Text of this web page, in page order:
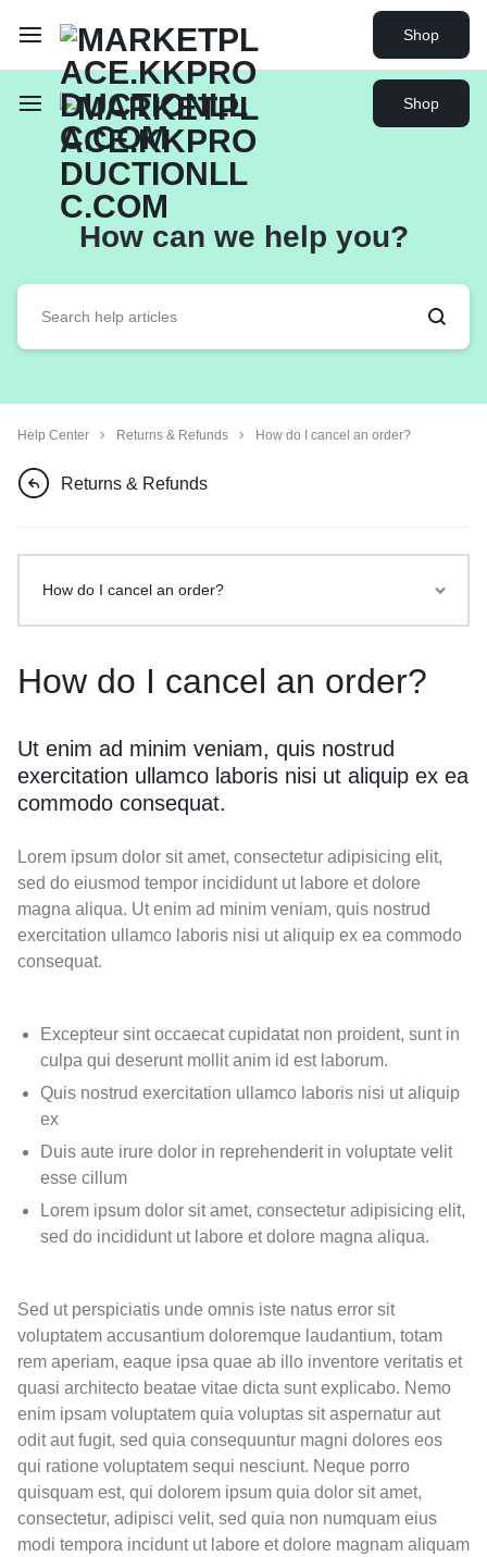
Shop
Shop
How can we help you?
Help Center Returns & Refunds How do I cancel an order?
Returns & Refunds
How do I cancel an order?
Ut enim ad minim veniam, quis nostrud
exercitation ullamco laboris nisi ut aliquip ex ea
commodo consequat.
Lorem ipsum dolor sit amet, consectetur adipisicing elit,
sed do eiusmod tempor incididunt ut labore et dolore
magna aliqua. Ut enim ad minim veniam, quis nostrud
exercitation ullamco laboris nisi ut aliquip ex ea commodo
consequat.
Excepteur sint occaecat cupidatat non proident, sunt in
culpa qui deserunt mollit anim id est laborum.
Quis nostrud exercitation ullamco laboris nisi ut aliquip
ex
Duis aute irure dolor in reprehenderit in voluptate velit
esse cillum
Lorem ipsum dolor sit amet, consectetur adipisicing elit,
sed do incididunt ut labore et dolore magna aliqua.
Sed ut perspiciatis unde omnis iste natus error sit
voluptatem accusantium doloremque laudantium, totam
rem aperiam, eaque ipsa quae ab illo inventore veritatis et
quasi architecto beatae vitae dicta sunt explicabo. Nemo
enim ipsam voluptatem quia voluptas sit aspernatur aut
odit aut fugit, sed quia consequuntur magni dolores eos
qui ratione voluptatem sequi nesciunt. Neque porro
quisquam est, qui dolorem ipsum quia dolor sit amet,
consectetur, adipisci velit, sed quia non numquam eius
modi tempora incidunt ut labore et dolore magnam aliquam
How do I cancel an order?